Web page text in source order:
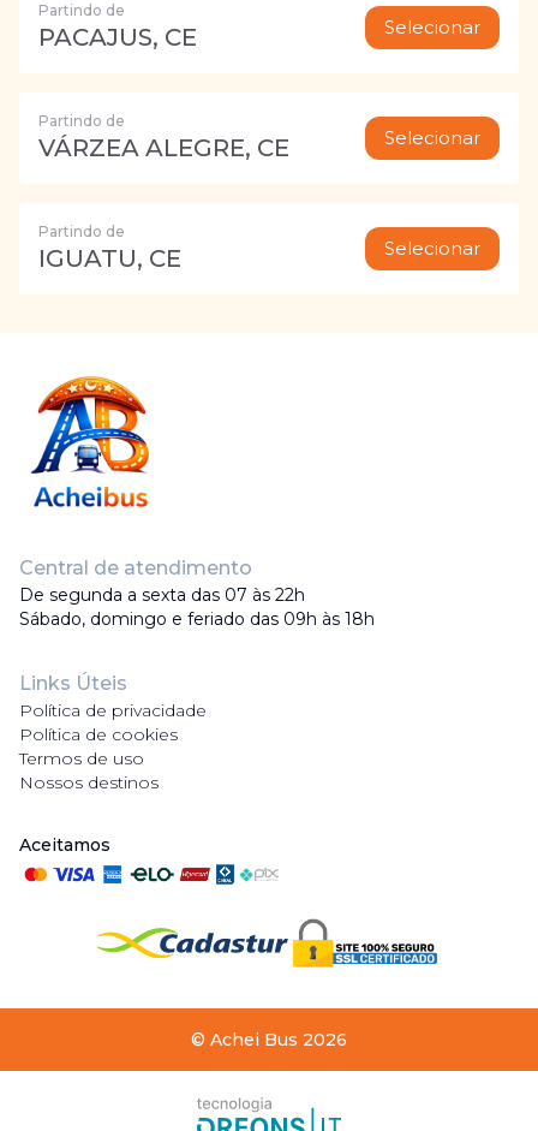
Partindo de
PACAJUS, CE Selecionar
Partindo de
VÁRZEA ALEGRE, CE Selecionar
Partindo de
IGUATU, CE Selecionar
Central de atendimento
De segunda a sexta das 07 às 22h
Sábado, domingo e feriado das 09h às 18h
Links Úteis
Política de privacidade
Política de cookies
Termos de uso
Nossos destinos
Aceitamos
© Achei Bus 2026